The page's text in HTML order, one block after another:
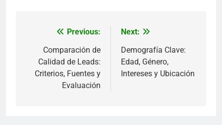
navigation
Previous:
Comparación de
Calidad de Leads:
Criterios, Fuentes y
Evaluación
Next:
Demografía Clave:
Edad, Género,
Intereses y Ubicación